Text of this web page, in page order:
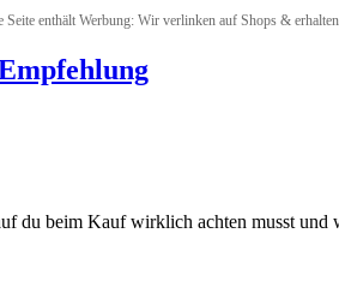
Seite enthält Werbung: Wir verlinken auf Shops &
du beim Kauf wirklich achten musst und